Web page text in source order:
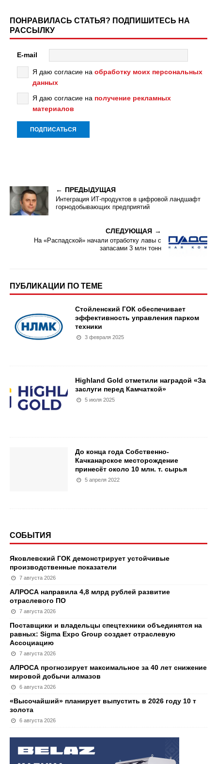
ПОНРАВИЛАСЬ СТАТЬЯ? ПОДПИШИТЕСЬ НА
РАССЫЛКУ
E-mail
Я даю согласие на обработку моих персональных
данных
Я даю согласие на получение рекламных
материалов
ПРЕДЫДУЩАЯ
Интеграция ИТ-продуктов в цифровой ландшафт
горнодобывающих предприятий
СЛЕДУЮЩАЯ
На «Распадской» начали отработку лавы с
запасами 3 млн тонн
ПУБЛИКАЦИИ ПО ТЕМЕ
Стойленский ГОК обеспечивает
эффективность управления парком
техники
3 февраля 2025
Highland Gold отметили наградой «За
заслуги перед Камчаткой»
5 июля 2025
До конца года Собственно-
Качканарское месторождение
принесёт около 10 млн. т. сырья
5 апреля 2022
СОБЫТИЯ
Яковлевский ГОК демонстрирует устойчивые
производственные показатели
7 августа 2026
АЛРОСА направила 4,8 млрд рублей развитие
отраслевого ПО
7 августа 2026
Поставщики и владельцы спецтехники объединятся на
равных: Sigma Expo Group создает отраслевую
Ассоциацию
7 августа 2026
АЛРОСА прогнозирует максимальное за 40 лет снижение
мировой добычи алмазов
6 августа 2026
«Высочайший» планирует выпустить в 2026 году 10 т
золота
6 августа 2026